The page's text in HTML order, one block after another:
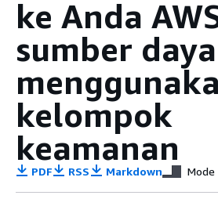
ke Anda
sumber daya
kelompok
keamanan
PDF RSS Markdown